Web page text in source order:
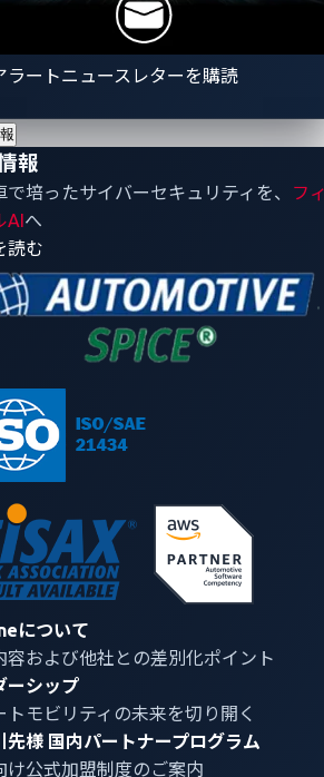
ラートニュースレターを購読
報
で培ったサイバーセキュリティを、
フ
AIへ
読む
について
容および他社との差別化ポイント
ーシップ
トモビリティの未来を切り開く
先様 国内パートナープログラム
け公式加盟制度のご案内
界があります（図2を参照）。こ
トフォームは、車両がこのシナリ
するなどの疑わしい動作をする際
手順はほぼ完了しており、攻撃者
いることを示しており、対応する
てしまいます。このシナリオは、
プラットフォームのみに頼る
りにしています。
プラットフォームの可視性。ス
でが見えない
が直面する3つの